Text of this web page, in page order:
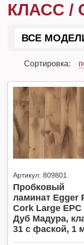
КЛАСС /
ВСЕ
Сортировка:
Артикул: 809801
Пробковый
ламинат Egger
Cork Large EPC
Дуб Мадура,
31 с фаской, 1